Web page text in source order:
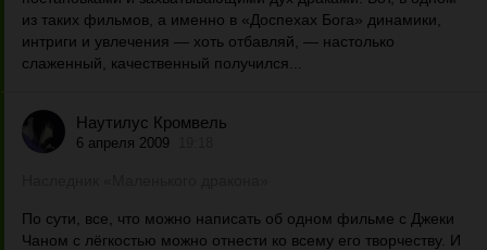
из таких фильмов, а именно в «Доспехах Бога» динамики,
интриги и увлечения — хоть отбавляй, — настолько
слаженный, качественный получился...
Наутилус Кромвель
6 апреля 2009
По сути, все, что можно написать об одном фильме с Джеки
Чаном с лёгкостью можно отнести ко всему его творчеству. И